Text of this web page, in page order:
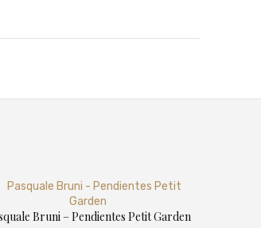
Bruni – Pendientes Petit Garden